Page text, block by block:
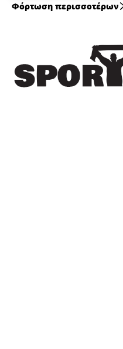
Φόρτωση περισσοτέρων